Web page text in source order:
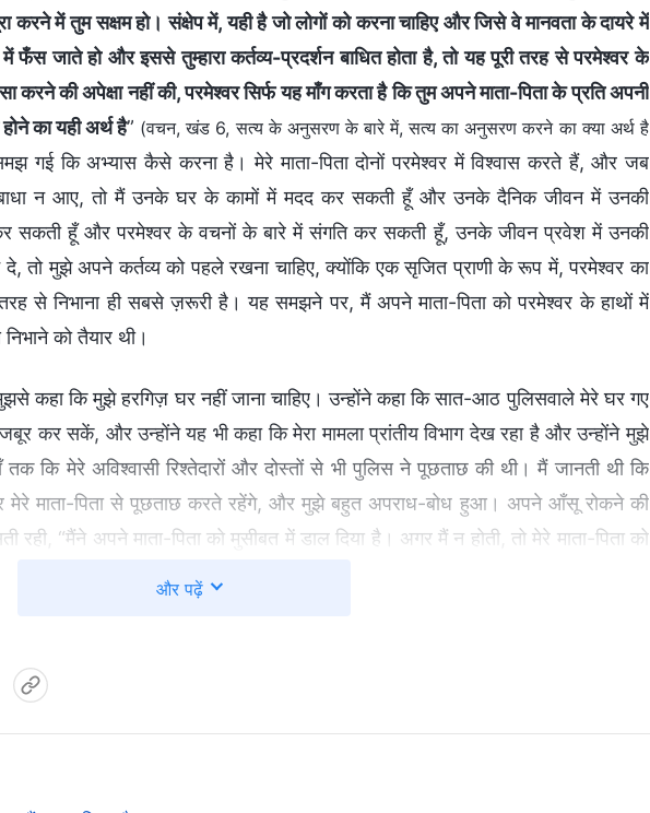
करने में तुम सक्षम हो। संक्षेप में, यही है जो लोगों को करना चाहिए और जिसे वे मानवता के दायरे में
जाते हो और इससे तुम्हारा कर्तव्य-प्रदर्शन बाधित होता है, तो यह पूरी तरह से परमेश्वर के
करने की अपेक्षा नहीं की, परमेश्वर सिर्फ यह माँग करता है कि तुम अपने माता-पिता के प्रति अपनी
होने का यही अर्थ है” (वचन, खंड 6, सत्य के अनुसरण के बारे में, सत्य का अनुसरण करने का क्या अर्थ है
गई कि अभ्यास कैसे करना है। मेरे माता-पिता दोनों परमेश्वर में विश्वास करते हैं, और जब
बाधा न आए, तो मैं उनके घर के कामों में मदद कर सकती हूँ और उनके दैनिक जीवन में उनकी
सकती हूँ और परमेश्वर के वचनों के बारे में संगति कर सकती हूँ, उनके जीवन प्रवेश में उनकी
तो मुझे अपने कर्तव्य को पहले रखना चाहिए, क्योंकि एक सृजित प्राणी के रूप में, परमेश्वर का
से निभाना ही सबसे ज़रूरी है। यह समझने पर, मैं अपने माता-पिता को परमेश्वर के हाथों में
को तैयार थी।
कि मुझे हरगिज़ घर नहीं जाना चाहिए। उन्होंने कहा कि सात-आठ पुलिसवाले मेरे घर गए
कर सकें, और उन्होंने यह भी कहा कि मेरा मामला प्रांतीय विभाग देख रहा है और उन्होंने मुझे
कि मेरे अविश्वासी रिश्तेदारों और दोस्तों से भी पुलिस ने पूछताछ की थी। मैं जानती थी कि
मेरे माता-पिता से पूछताछ करते रहेंगे, और मुझे बहुत अपराध-बोध हुआ। अपने आँसू रोकने की
“मैंने अपने माता-पिता को मुसीबत में डाल दिया है। अगर मैं न होती, तो मेरे माता-पिता को
कि वे मुझे कभी पालते ही नहीं!” लेकिन मैं यह भी जानती थी कि यह माहौल परमेश्वर की
सहा। हालाँकि, अपने अनुभव के बाद, उसे खुद के बारे में कुछ समझ मिली और उसने अपने जीवन
और पढ़ें